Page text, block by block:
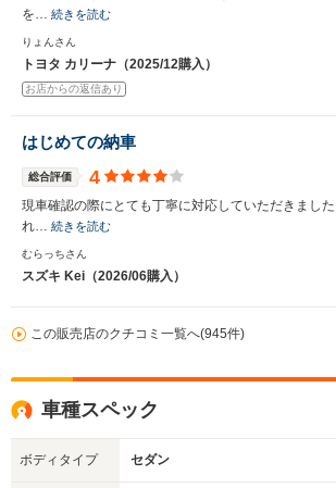
を… 続きを読む
りょんさん
トヨタ カリーナ（2025/12購入）
お店からの返信あり
はじめての納車
総合評価 4
現車確認の際にとても丁寧に対応していただきまし
れ… 続きを読む
むらっちさん
スズキ Kei（2026/06購入）
この販売店のクチコミ一覧へ(945件)
車種スペック
ボディタイプ セダン